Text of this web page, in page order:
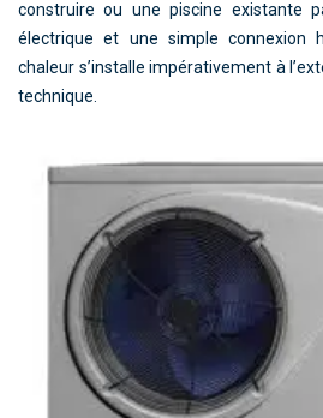
CHAUFFAGE
BÂCHE À BARRES
NOUS CONTACTER
construire ou une piscine existante
électrique et une simple connexion
chaleur s’installe impérativement à
technique.